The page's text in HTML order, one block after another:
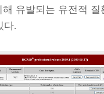
유발되는 유전적
다.